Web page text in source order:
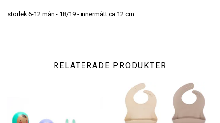
storlek 6-12 mån - 18/19 - innermått ca 12 cm
RELATERADE PRODUKTER